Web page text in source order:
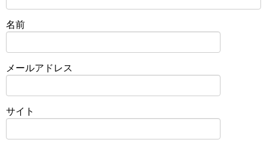
名前
メールアドレス
サイト